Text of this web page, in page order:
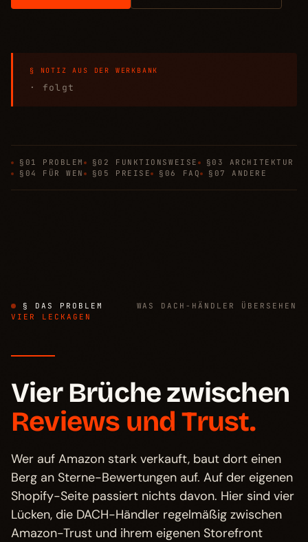
§ NOTIZ AUS DER WERKBANK
· folgt
§01 PROBLEM §02 FUNKTIONSWEISE
§03 ARCHITEKTUR
§04 FÜR WEN
§05 PREISE §06 FAQ §07 ANDERE
§ DAS PROBLEM
WAS DACH-HÄNDLER ÜBERSEHEN
VIER LECKAGEN
Vier Brüche zwischen
Reviews und Trust.
Wer auf Amazon stark verkauft, baut dort einen
Berg an Sterne-Bewertungen auf. Auf der eigenen
Shopify-Seite passiert nichts davon. Hier sind vier
Lücken, die DACH-Händler regelmäßig zwischen
Amazon-Trust und ihrem eigenen Storefront